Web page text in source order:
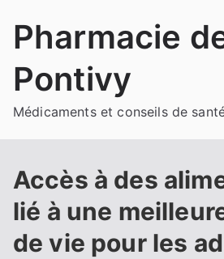
Pharmacie
Pontivy
Médicaments et conseils de
Accès à des
lié à une
de vie pour les